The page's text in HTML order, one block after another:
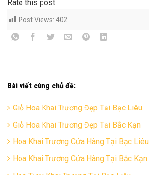
Rate this post
Post Views: 402
Bài viết cùng chủ đề:
Giỏ Hoa Khai Trương Đẹp Tại Bạc Liêu
Giỏ Hoa Khai Trương Đẹp Tại Bắc Kạn
Hoa Khai Trương Cửa Hàng Tại Bạc Liêu
Hoa Khai Trương Cửa Hàng Tại Bắc Kạn